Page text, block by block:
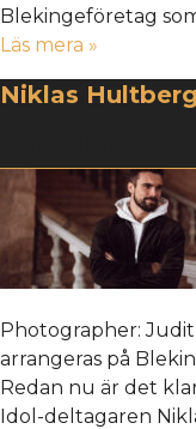
Blekingeföretag
Läs mera »
Niklas
Photographer:
arrangeras på
Redan nu är det
Idol-deltagaren